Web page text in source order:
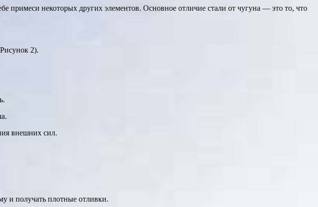
примеси некоторых других элементов. Основное отличие стали от чугуна — это то, что
2).
внешних сил.
и получать плотные отливки.